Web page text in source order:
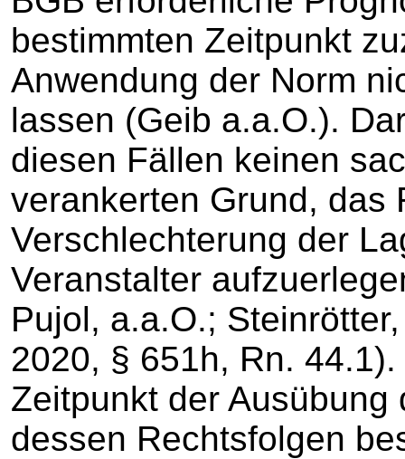
bestimmten Zeitpunkt
Anwendung der Norm
lassen (Geib a.a.O.).
diesen Fällen keinen
verankerten Grund, das
Verschlechterung der
Veranstalter
Pujol, a.a.O.;
2020, § 651h, Rn.
Zeitpunkt der
dessen Rechtsfolgen